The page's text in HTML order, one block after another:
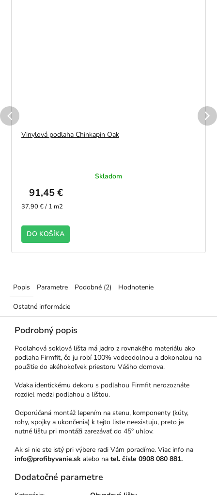
Vinylová podlaha Chinkapin Oak
Skladom
91,45 €
Jednotková
37,90 € / 1 m2
DO KOŠÍKA
Popis Parametre Podobné (2) Hodnotenie
Ostatné informácie
Podrobný popis
Podlahová soklová lišta má jadro z rovnakého materiálu ako
podlaha Firmfit, čo ju robí 100% vodeodolnou a dokonalou na
použitie do akéhokoľvek priestoru Vášho domova.
Vďaka identickému dekoru s podlahou Firmfit nerozoznáte
rozdiel medzi podlahou a lištou.
Odporúčaná montáž lepením na stenu, komponenty (kúty,
rohy, spojky a ukončenia) k tejto liste neexistuju, preto je
nutné lištu pri montáži zarezávať do 45° uhlov.
Ak si nie ste istý pri výbere radi Vám poradíme. Viac info na
info@profibyvanie.sk alebo na tel. čísle 0908 080 881.
Dodatočné parametre